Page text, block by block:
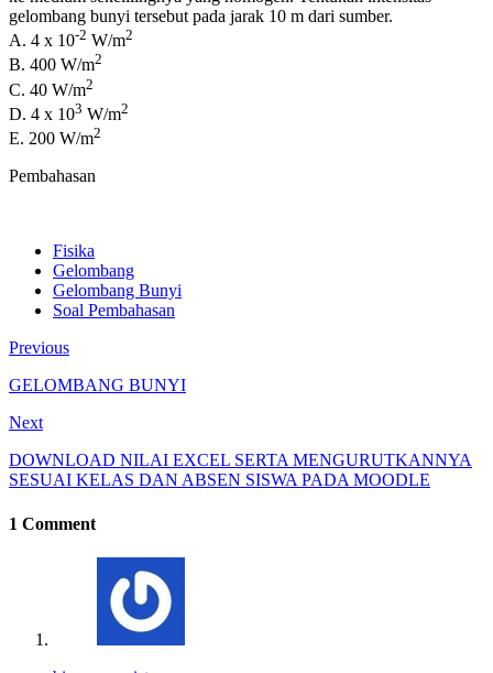
gelombang bunyi tersebut pada jarak 10 m dari sumber.
A. 4 x 10-2 W/m2
B. 400 W/m2
C. 40 W/m2
D. 4 x 103 W/m2
E. 200 W/m2
Pembahasan
Fisika
Gelombang
Gelombang Bunyi
Soal Pembahasan
Previous
GELOMBANG BUNYI
Next
DOWNLOAD NILAI EXCEL SERTA MENGURUTKANNYA
SESUAI KELAS DAN ABSEN SISWA PADA MOODLE
1 Comment